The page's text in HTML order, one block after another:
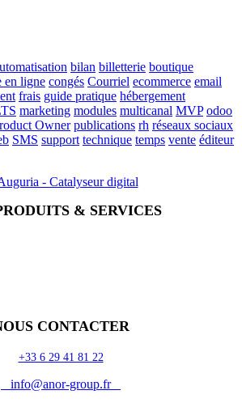
bilan billetterie boutique
en ligne congés Courriel ecommerce email
frais guide pratique hébergement
marketing modules multicanal MVP odoo
Owner publications rh réseaux sociaux
SMS support technique temps vente éditeur
& SERVICES
CONTACTER
+33 6 29 41 81 22
info@anor-group.fr